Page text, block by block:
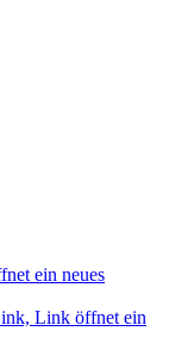
ein neues
Link öffnet ein